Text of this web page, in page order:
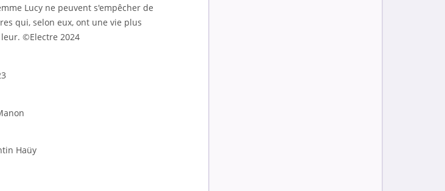
Lucy ne peuvent s'empêcher de
qui, selon eux, ont une vie plus
©Electre 2024
Haüy